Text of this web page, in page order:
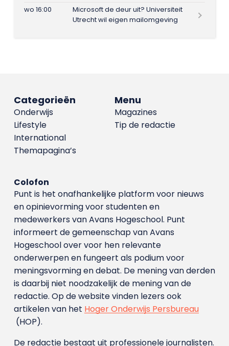
wo 16:00
Microsoft de deur uit? Universiteit
Utrecht wil eigen mailomgeving
Menu
Magazines
Tip de redactie
Categorieën
Onderwijs
Lifestyle
International
Themapagina’s
Colofon
Punt is het onafhankelijke platform voor nieuws
en opinievorming voor studenten en
medewerkers van Avans Hoge­school. Punt
informeert de gemeenschap van Avans
Hogeschool over voor hen relevante
onderwerpen en fungeert als podium voor
meningsvorming en debat. De mening van derden
is daarbij niet noodzakelijk de mening van de
redactie. Op de website vinden lezers ook
artikelen van het Hoger Onderwijs Persbureau
(HOP).
De redactie bestaat uit professionele journalisten.